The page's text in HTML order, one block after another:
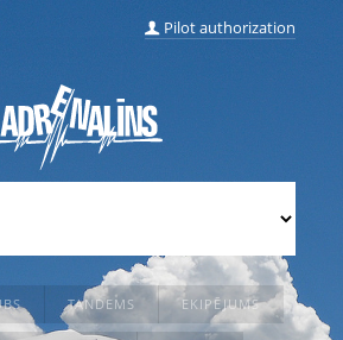
Pilot authorization
TANDEMS EKIPĒJUMS